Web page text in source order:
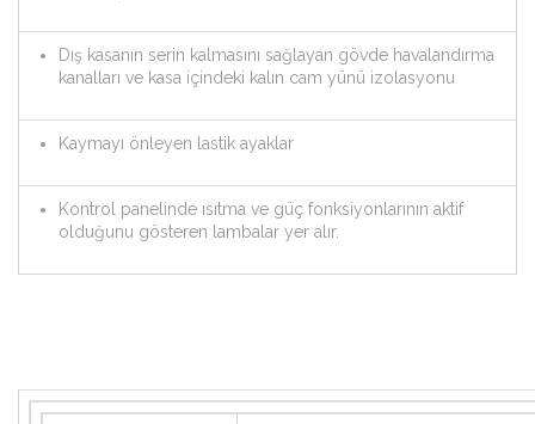
Dış kasanın serin kalmasını sağlayan gövde havalandırma
kanalları ve kasa içindeki kalın cam yünü izolasyonu
Kaymayı önleyen lastik ayaklar
Kontrol panelinde ısıtma ve güç fonksiyonlarının aktif
olduğunu gösteren lambalar yer alır.